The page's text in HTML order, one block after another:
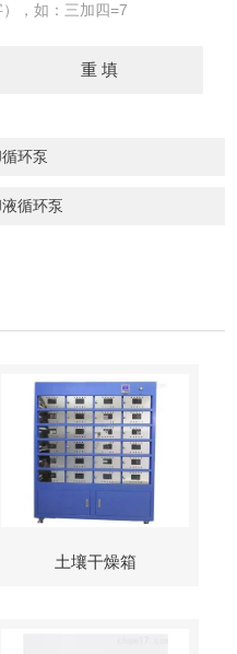
，如：三加四=7
环泵
循环泵
土壤干燥箱